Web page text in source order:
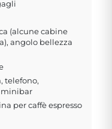
(alcune cabine
angolo bellezza
telefono,
minibar
per caffè espresso